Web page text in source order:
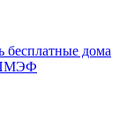
бесплатные дома
ПМЭФ